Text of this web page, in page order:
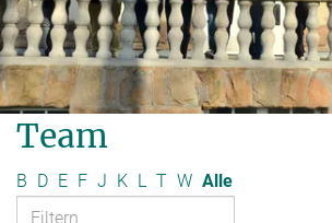
Team
B D E F J K L T W Alle